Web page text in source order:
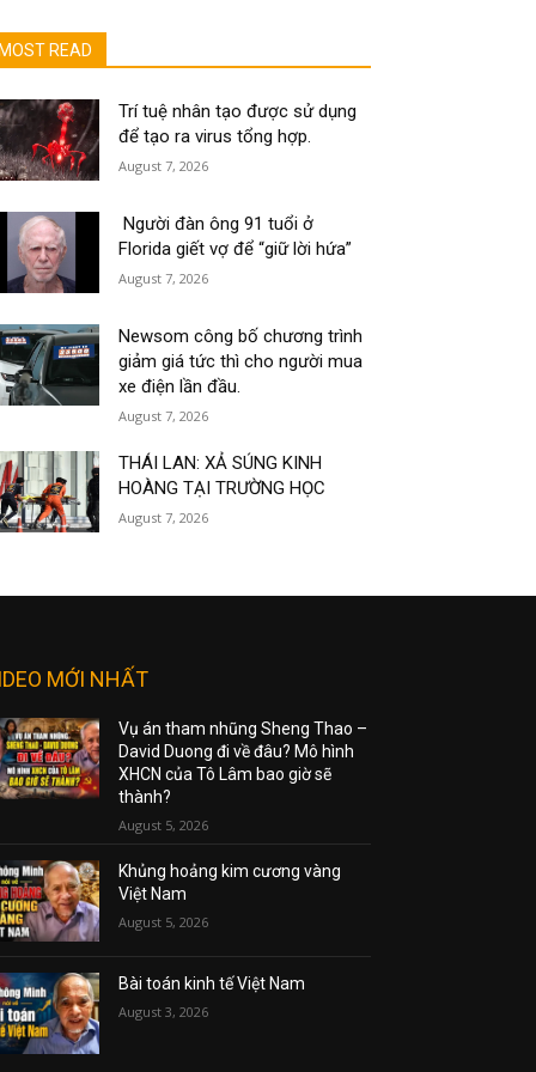
MOST READ
Trí tuệ nhân tạo được sử dụng
để tạo ra virus tổng hợp.
August 7, 2026
Người đàn ông 91 tuổi ở
Florida giết vợ để “giữ lời hứa”
August 7, 2026
Newsom công bố chương trình
giảm giá tức thì cho người mua
xe điện lần đầu.
August 7, 2026
THÁI LAN: XẢ SÚNG KINH
HOÀNG TẠI TRƯỜNG HỌC
August 7, 2026
MỚI NHẤT
Vụ án tham nhũng Sheng Thao –
David Duong đi về đâu? Mô hình
XHCN của Tô Lâm bao giờ sẽ
thành?
August 5, 2026
Khủng hoảng kim cương vàng
Việt Nam
August 5, 2026
Bài toán kinh tế Việt Nam
August 3, 2026